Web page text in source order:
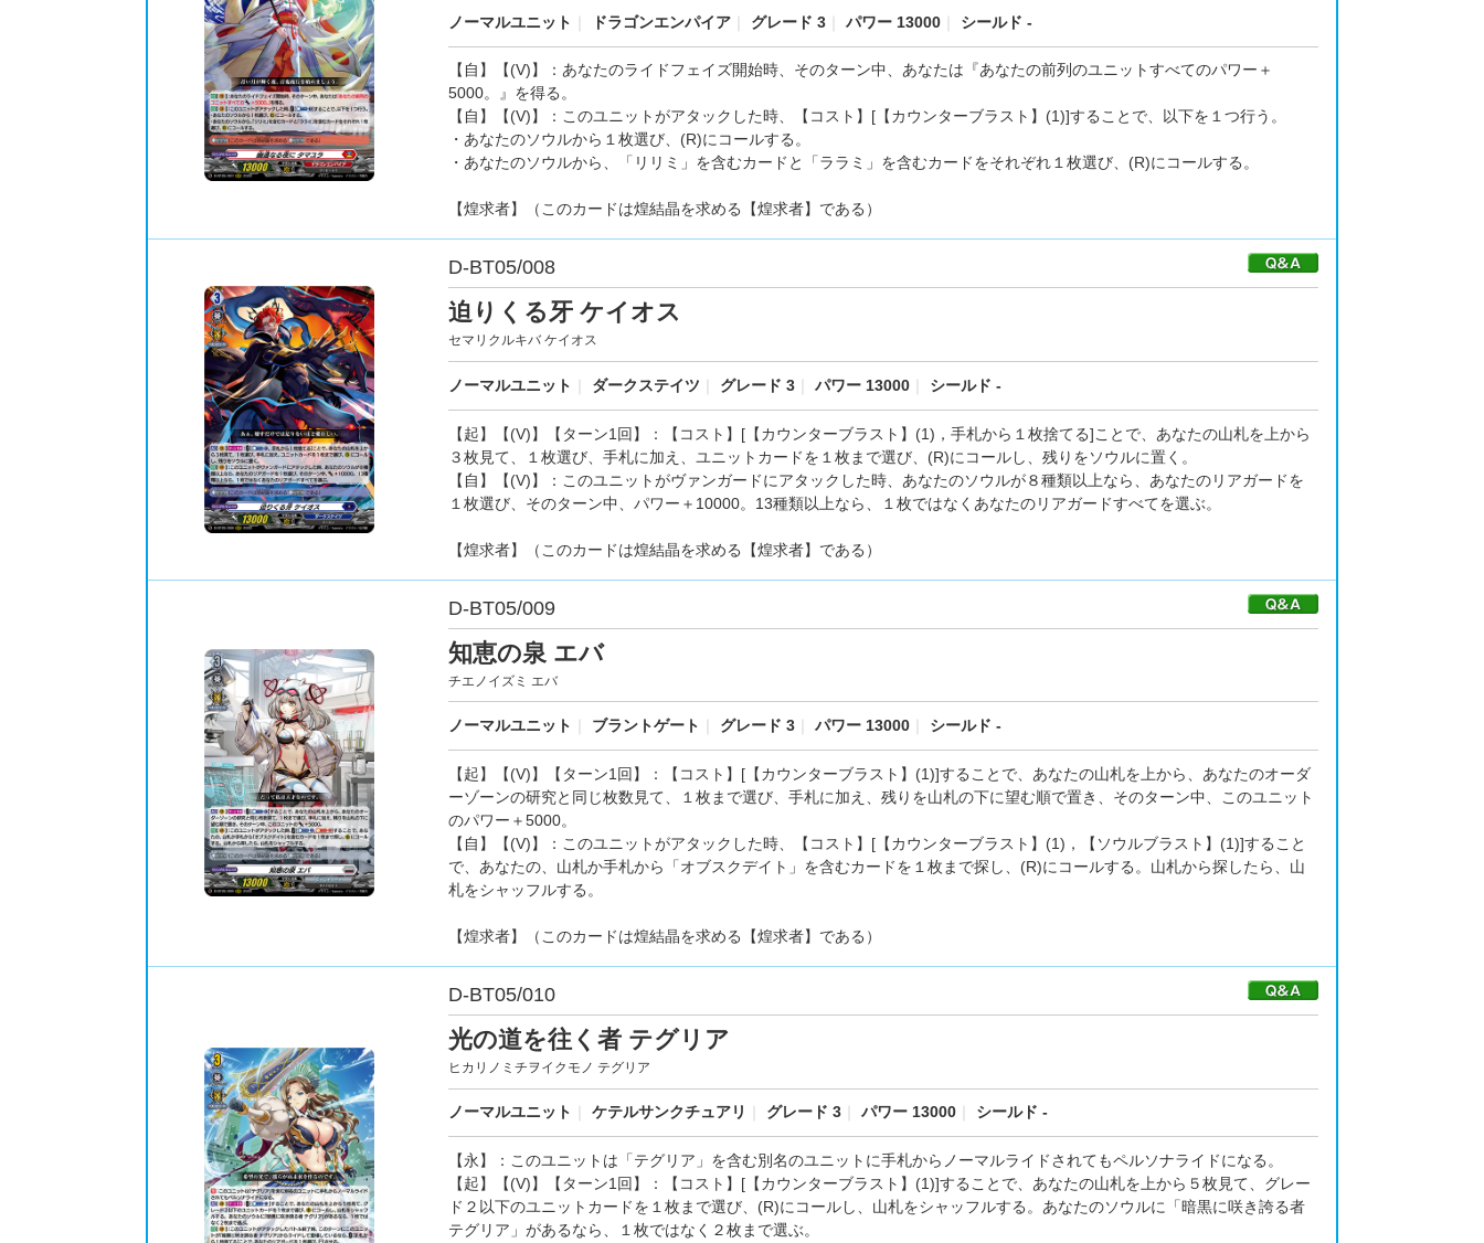
ノーマルユニット ドラゴンエンパイア グレード 3 パワー 13000 シールド -
【自】【(V)】：あなたのライドフェイズ開始時、そのターン中、あなたは『あなたの前列のユニットすべてのパワー＋
5000。』を得る。
【自】【(V)】：このユニットがアタックした時、【コスト】[【カウンターブラスト】(1)]することで、以下を１つ行う。
・あなたのソウルから１枚選び、(R)にコールする。
・あなたのソウルから、「リリミ」を含むカードと「ララミ」を含むカードをそれぞれ１枚選び、(R)にコールする。
【煌求者】（このカードは煌結晶を求める【煌求者】である）
D-BT05/008
迫りくる牙 ケイオス
セマリクルキバ ケイオス
ノーマルユニット ダークステイツ グレード 3 パワー 13000 シールド -
【起】【(V)】【ターン1回】：【コスト】[【カウンターブラスト】(1)，手札から１枚捨てる]ことで、あなたの山札を上から
３枚見て、１枚選び、手札に加え、ユニットカードを１枚まで選び、(R)にコールし、残りをソウルに置く。
【自】【(V)】：このユニットがヴァンガードにアタックした時、あなたのソウルが８種類以上なら、あなたのリアガードを
１枚選び、そのターン中、パワー＋10000。13種類以上なら、１枚ではなくあなたのリアガードすべてを選ぶ。
【煌求者】（このカードは煌結晶を求める【煌求者】である）
D-BT05/009
知恵の泉 エバ
チエノイズミ エバ
ノーマルユニット ブラントゲート グレード 3 パワー 13000 シールド -
【起】【(V)】【ターン1回】：【コスト】[【カウンターブラスト】(1)]することで、あなたの山札を上から、あなたのオーダ
ーゾーンの研究と同じ枚数見て、１枚まで選び、手札に加え、残りを山札の下に望む順で置き、そのターン中、このユニット
のパワー＋5000。
【自】【(V)】：このユニットがアタックした時、【コスト】[【カウンターブラスト】(1)，【ソウルブラスト】(1)]すること
で、あなたの、山札か手札から「オブスクデイト」を含むカードを１枚まで探し、(R)にコールする。山札から探したら、山
札をシャッフルする。
【煌求者】（このカードは煌結晶を求める【煌求者】である）
D-BT05/010
光の道を往く者 テグリア
ヒカリノミチヲイクモノ テグリア
ノーマルユニット ケテルサンクチュアリ グレード 3 パワー 13000 シールド -
【永】：このユニットは「テグリア」を含む別名のユニットに手札からノーマルライドされてもペルソナライドになる。
【起】【(V)】【ターン1回】：【コスト】[【カウンターブラスト】(1)]することで、あなたの山札を上から５枚見て、グレー
ド２以下のユニットカードを１枚まで選び、(R)にコールし、山札をシャッフルする。あなたのソウルに「暗黒に咲き誇る者
テグリア」があるなら、１枚ではなく２枚まで選ぶ。